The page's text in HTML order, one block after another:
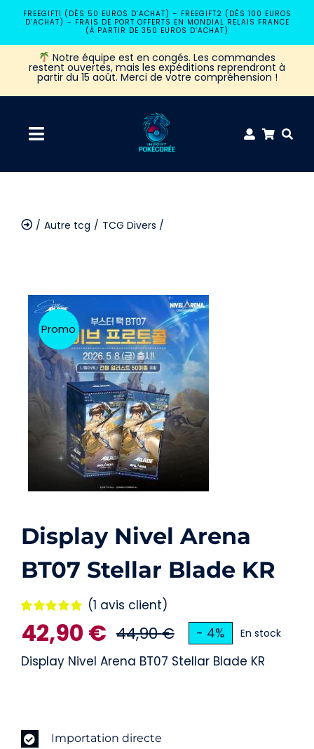
Passer
contenu
FREEGIFT1 (DÈS 50 EUROS D’ACHAT) – FREEGIFT2 (DÈS 100 EUROS
D’ACHAT) – FRAIS DE PORT OFFERTS EN MONDIAL RELAIS FRANCE
(À PARTIR DE 350 EUROS D’ACHAT)
Notre équipe est en congés. Les commandes
restent ouvertes, mais les expéditions reprendront à
partir du 15 août. Merci de votre compréhension !
Navigation
à
Coffret Pokémon
Carte Pokémon
Autre
Accessoires
Figurines
Autre tcg
TCG Divers
Promo
Display Nivel Arena
BT07 Stellar Blade KR
Noté5.00
sur 5 basé sur
notation
client
(1 avis client)
44,90€Le
42,90 €
Le- 4% En stock
Display Nivel Arena BT07 Stellar Blade KR
Importation directe